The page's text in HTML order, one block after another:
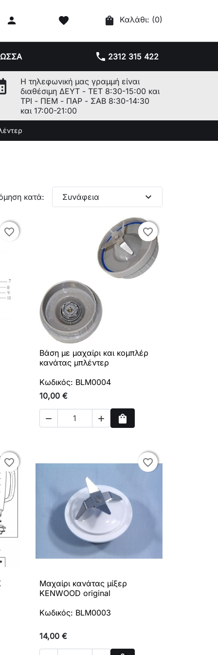
 favorite shopping_bag Καλάθι: (0)
phone 2312 315 422
Η τηλεφωνική μας γραμμή είναι
διαθέσιμη ΔΕΥΤ - ΤΕΤ 8:30-15:00 και
ΤΡΙ - ΠΕΜ - ΠΑΡ - ΣΑΒ 8:30-14:30
και 17:00-21:00
κατά: Συνάφεια expand_more
favorite_border
favorite_border favorite_border
favorite_border
 Γρήγορη προβολή
Βάση με μαχαίρι και κομπλέρ
κανάτας μπλέντερ
Κωδικός: BLM0004
10,00 €
  shopping_bag
Αγορά
favorite_border
favorite_border favorite_border
favorite_border
 Γρήγορη προβολή
Μαχαίρι κανάτας μίξερ
KENWOOD original
Κωδικός: BLM0003
14,00 €